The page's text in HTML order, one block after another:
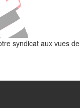
syndicat aux vues